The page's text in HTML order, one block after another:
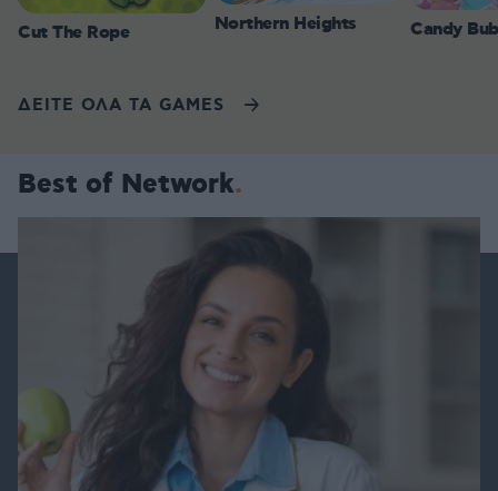
Cut The Rope Northern Heights Candy
ΔΕΙΤΕ ΟΛΑ ΤΑ GAMES
Best of Network